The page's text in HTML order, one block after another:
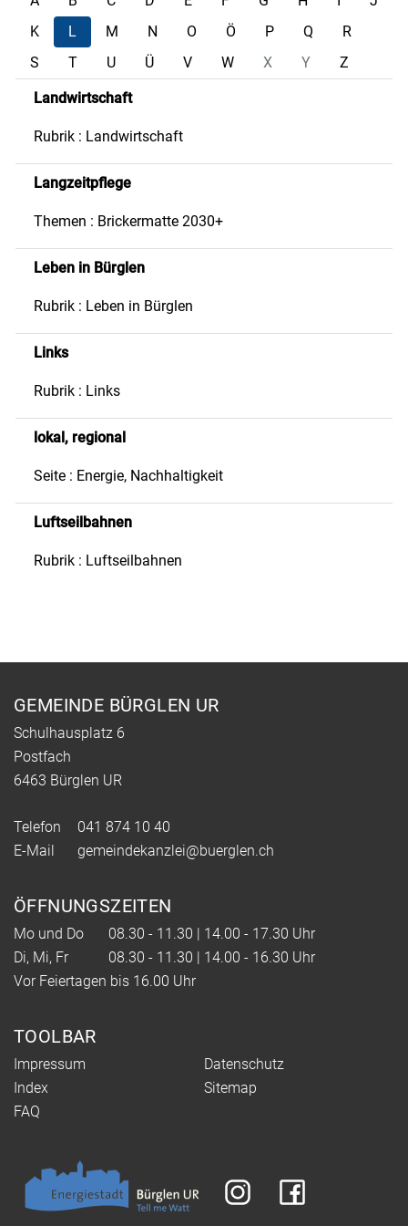
K
L M N O Ö P Q
R
S
T U Ü V W X Y Z
Landwirtschaft
Rubrik : Landwirtschaft
Langzeitpflege
Themen : Brickermatte 2030+
Leben in Bürglen
Rubrik : Leben in Bürglen
Links
Rubrik : Links
lokal, regional
Seite : Energie, Nachhaltigkeit
Luftseilbahnen
Rubrik : Luftseilbahnen
Fusszeile
GEMEINDE BÜRGLEN UR
Schulhausplatz 6
Postfach
6463 Bürglen UR
Telefon
041 874 10 40
E-Mail
gemeindekanzlei@buerglen.ch
ÖFFNUNGSZEITEN
Mo und Do
08.30 - 11.30 | 14.00 - 17.30 Uhr
Di, Mi, Fr
08.30 - 11.30 | 14.00 - 16.30 Uhr
Vor Feiertagen bis 16.00 Uhr
TOOLBAR
Impressum
Datenschutz
Index
Sitemap
FAQ